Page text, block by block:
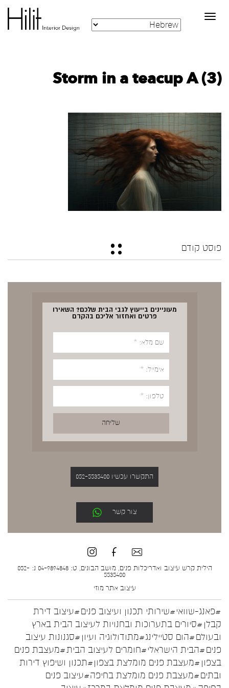
Toggle
navigation
Storm in a teacup A (3)
פוסט קודם
מעוניינים בייעוץ לגבי הבית שלכם? השאירו
פרטים ואחזור אליכם בהקדם
התקשרו עכשיו 052-5535400
צור קשר
הילית קרש עיצוב ואדריכלות פנים, מושב הבונים, ט: 04-9894848 נ: 052-
5535400
עיצוב אתר מוזי
#פאנג-שוואי#שירותי תכנון ועיצוב פנים#עיצוב דירת
קבלן #סיורים בתערוכות ובחנויות לעיצוב הבית בארץ
ובעולם#הום סטיילינג#מתודולוגיה ועיון #סגנונות עיצוב
פנים#הבית הישראלי#חומרים לעיצוב הבית#מעצבת פנים
בצפון #מעצבת פנים מומלצת בצפון#תכנון ושיפוץ דירות
ובתים#מעצבת פנים מומלצת בחיפה#עיצוב פנים